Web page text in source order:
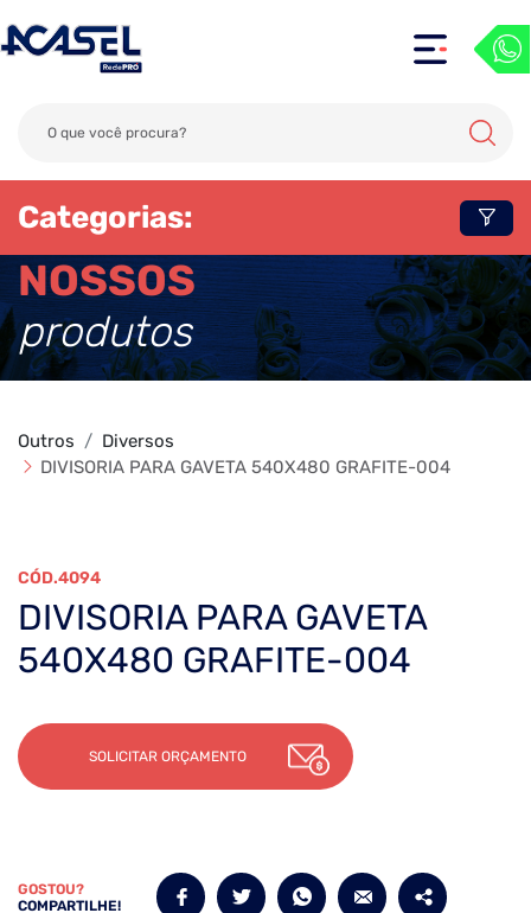
Categorias:
NOSSOS
produtos
Outros
Diversos
DIVISORIA PARA GAVETA 540X480 GRAFITE-004
4094
DIVISORIA PARA GAVETA
540X480 GRAFITE-004
SOLICITAR ORÇAMENTO
GOSTOU?
COMPARTILHE!